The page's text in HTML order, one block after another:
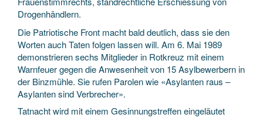
Drogenhändlern.
Die Patriotische Front macht bald deutlich, dass sie den
Worten auch Taten folgen lassen will. Am 6. Mai 1989
demonstrieren sechs Mitglieder in Rotkreuz mit einem
Warnfeuer gegen die Anwesenheit von 15 Asylbewerbern in
der Binzmühle. Sie rufen Parolen wie «Asylanten raus –
Asylanten sind Verbrecher».
Tatnacht wird mit einem Gesinnungstreffen eingeläutet